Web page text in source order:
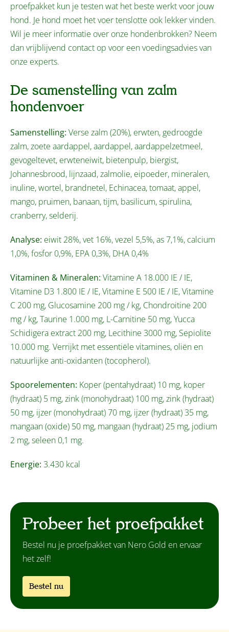
proefpakket kun je testen wat het beste werkt voor jouw
hond. Je hond moet het voer tenslotte ook lekker vinden.
Wil je meer informatie over onze hondenbrokken? Neem
dan vrijblijvend contact op voor een voedingsadvies van
onze experts.
De samenstelling van zalm
hondenvoer
Samenstelling: Verse zalm (20%), erwten, gedroogde
zalm, zoete aardappel, aardappel, aardappelzetmeel,
gevogeltevet, erwteneiwit, bietenpulp, biergist,
Johannesbrood, lijnzaad, zalmolie, eipoeder, mineralen,
inuline, wortel, brandnetel, Echinacea, tomaat, appel,
mango, pruimen, banaan, tijm, basilicum, spirulina,
cranberry, selderij.
Analyse: eiwit 28%, vet 16%, vezel 5,5%, as 7,1%, calcium
1,0%, fosfor 0,9%, EPA 0,3%, DHA 0,4%
Vitaminen & Mineralen: Vitamine A 18.000 IE / IE,
Vitamine D3 1.800 IE / IE, Vitamine E 500 IE / IE, Vitamine
C 200 mg, Glucosamine 200 mg / kg, Chondroitine 200
mg / kg, Taurine 1.000 mg, L-Carnitine 50 mg, Yucca
Schidigera extract 200 mg, Lecithine 3000 mg, Sepiolite
10.000 mg. Verrijkt met essentiële vitamines, oliën en
natuurlijke anti-oxidanten (tocopherol).
Spoorelementen: Koper (pentahydraat) 10 mg, koper
(hydraat) 5 mg, zink (monohydraat) 100 mg, zink (hydraat)
50 mg, ijzer (monohydraat) 70 mg, ijzer (hydraat) 35 mg,
mangaan (oxide) 50 mg, mangaan (hydraat) 25 mg, jodium
2 mg, seleen 0,1 mg.
Energie: 3.430 kcal
Probeer het proefpakket
Bestel nu je proefpakket van Nero Gold en ervaar
het zelf!
Bestel nu